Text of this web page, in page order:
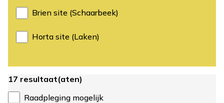
Brien site (Schaarbeek)
Horta site (Laken)
17 resultaat(aten)
Raadpleging mogelijk